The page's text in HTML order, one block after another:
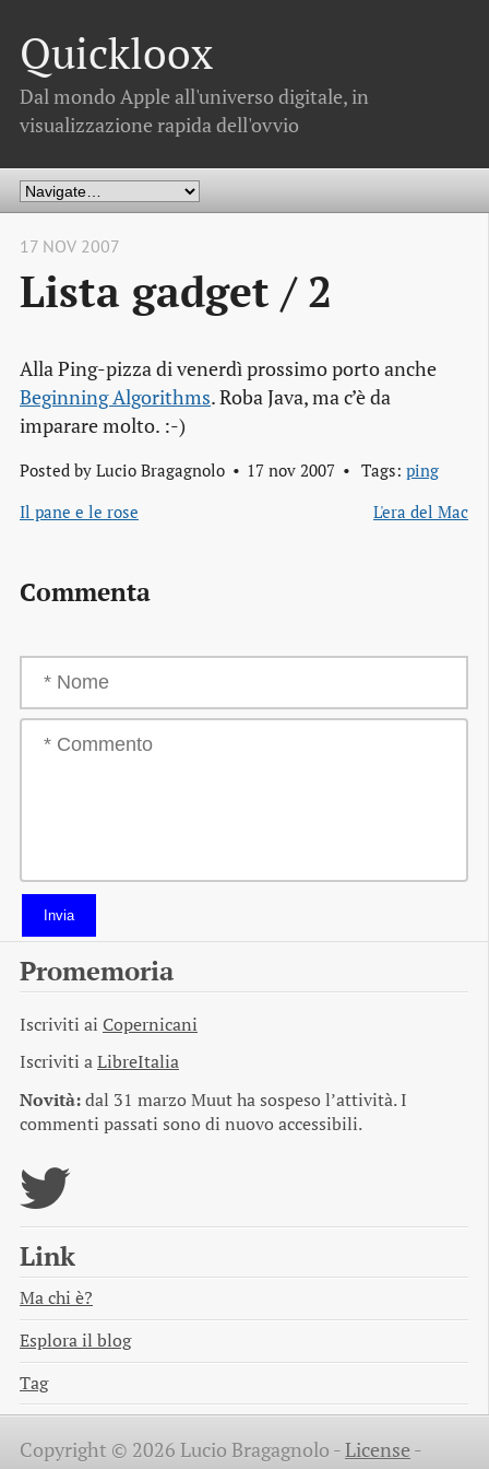
Quickloox
Dal mondo Apple all'universo digitale, in
visualizzazione rapida dell'ovvio
17 NOV 2007
Lista gadget / 2
Alla Ping-pizza di venerdì prossimo porto anche
Beginning Algorithms. Roba Java, ma c’è da
imparare molto. :-)
Posted by Lucio Bragagnolo 17 nov 2007 Tags: ping
Il pane e le rose
L'era del Mac
Commenta
Invia
Promemoria
Iscriviti ai Copernicani
Iscriviti aLibreItalia
Novità:dal 31 marzo Muut ha sospeso l’attività. I
commenti passati sono di nuovo accessibili.
Link
Ma chi è?
Esplora il blog
Tag
Copyright © 2026 Lucio Bragagnolo -License -